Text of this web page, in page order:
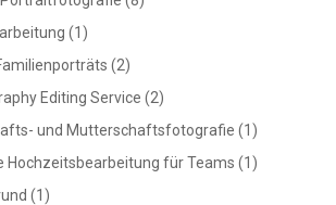
(1)
(2)
Editing Service (2)
und Mutterschaftsfotografie (1)
Hochzeitsbearbeitung für Teams (1)
(1)